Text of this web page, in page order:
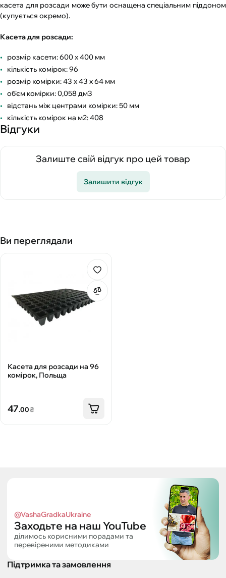
касета для розсади може бути оснащена спеціальним піддоном
(купується окремо).
Касета для розсади:
розмір касети: 600 x 400 мм
кількість комірок: 96
розмір комірки: 43 х 43 х 64 мм
об'єм комірки: 0,058 дм3
відстань між центрами комірки: 50 мм
кількість комірок на м2: 408
Відгуки
Залиште свій відгук про цей товар
Залишити відгук
Ви переглядали
Касета для розсади на 96
комірок, Польща
47.00₴
@VashaGradkaUkraine
Заходьте на наш YouTube
ділимось корисними порадами та
перевіреними методиками
Підтримка та замовлення